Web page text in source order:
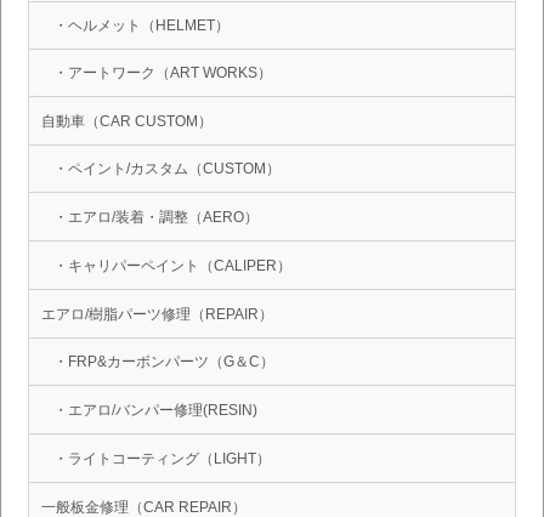
・ヘルメット（HELMET）
・アートワーク（ART WORKS）
自動車（CAR CUSTOM）
・ペイント/カスタム（CUSTOM）
・エアロ/装着・調整（AERO）
・キャリパーペイント（CALIPER）
エアロ/樹脂パーツ修理（REPAIR）
・FRP&カーボンパーツ（G＆C）
・エアロ/バンパー修理(RESIN)
・ライトコーティング（LIGHT）
一般板金修理（CAR REPAIR）